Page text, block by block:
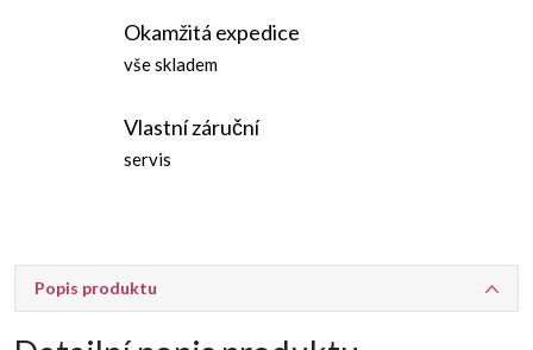
Okamžitá expedice
vše skladem
Vlastní záruční
servis
Popis produktu